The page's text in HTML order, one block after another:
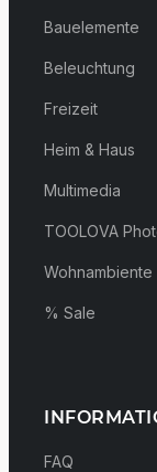
Bauelemente
Beleuchtung
Freizeit
Heim & Haus
Multimedia
TOOLOVA
Wohnambiente
% Sale
FAQ